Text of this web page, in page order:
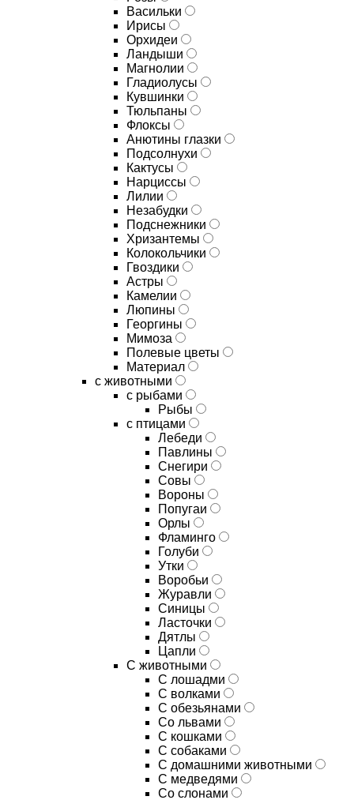
Васильки
Ирисы
Орхидеи
Ландыши
Магнолии
Гладиолусы
Кувшинки
Тюльпаны
Флоксы
Анютины глазки
Подсолнухи
Кактусы
Нарциссы
Лилии
Незабудки
Подснежники
Хризантемы
Колокольчики
Гвоздики
Астры
Камелии
Люпины
Георгины
Мимоза
Полевые цветы
Материал
с животными
с рыбами
Рыбы
с птицами
Лебеди
Павлины
Снегири
Совы
Вороны
Попугаи
Орлы
Фламинго
Голуби
Утки
Воробьи
Журавли
Синицы
Ласточки
Дятлы
Цапли
С животными
С лошадми
С волками
С обезьянами
Со львами
С кошками
С собаками
С домашними животными
С медведями
Со слонами